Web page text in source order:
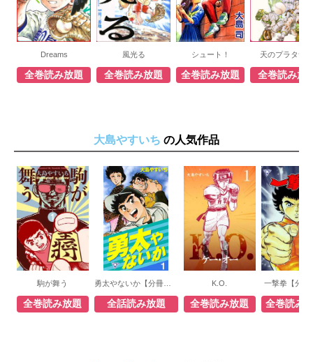
Dreams
全巻読み放題
風光る
全巻読み放題
シュート！
全巻読み放題
天のプラタナ
全巻読み放
大島やすいち の人気作品
駒が舞う
全巻読み放題
勇太やないか【分冊版】
全話読み放題
K.O.
全巻読み放題
一撃拳【分冊
全巻読み